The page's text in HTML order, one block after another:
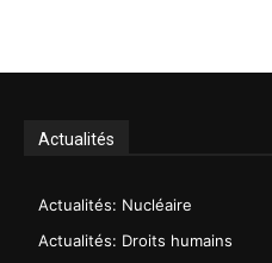
Actualités
Actualités: Nucléaire
Actualités: Droits humains